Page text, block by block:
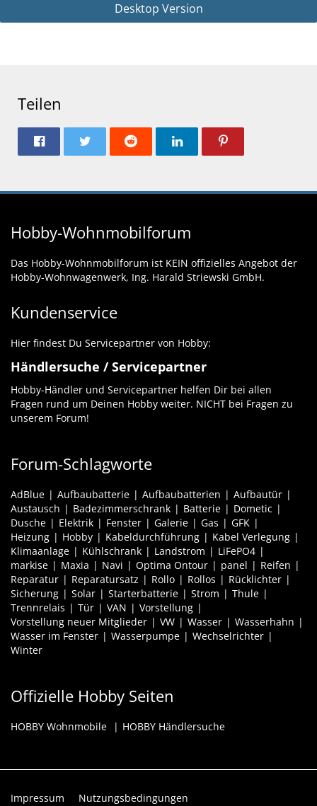
Desktop Version
Teilen
Hobby-Wohnmobilforum
Das Hobby-Wohnmobilforum ist KEIN offizielles Angebot der
Hobby-Wohnwagenwerk, Ing. Harald Striewski GmbH.
Kundenservice
Hier findest Du Servicepartner von Hobby:
Händlersuche / Servicepartner
Hobby-Händler und Servicepartner helfen Dir bei allen
Fragen rund um Deinen Hobby weiter. NICHT bei Fragen zu
unserem Forum!
Forum-Schlagworte
AdBlue Aufbaubatterie Aufbaubatterien
Aufbautür
Austausch
Badezimmerschrank Batterie
Dometic
Dusche
Elektrik Fenster Galerie Gas
GFK
Heizung
Hobby Kabeldurchführung
Kabel Verlegung
Klimaanlage
Kühlschrank Landstrom
LiFePO4
markise
Maxia Navi Optima Ontour panel
Reifen
Reparatur
Reparatursatz Rollo Rollos
Rücklichter
Sicherung
Solar Starterbatterie Strom
Thule
Trennrelais
Tür VAN
Vorstellung
Vorstellung neuer Mitglieder
VW Wasser
Wasserhahn
Wasser im Fenster
Wasserpumpe
Wechselrichter
Winter
Offizielle Hobby Seiten
HOBBY Wohnmobile HOBBY Händlersuche
Impressum Nutzungsbedingungen